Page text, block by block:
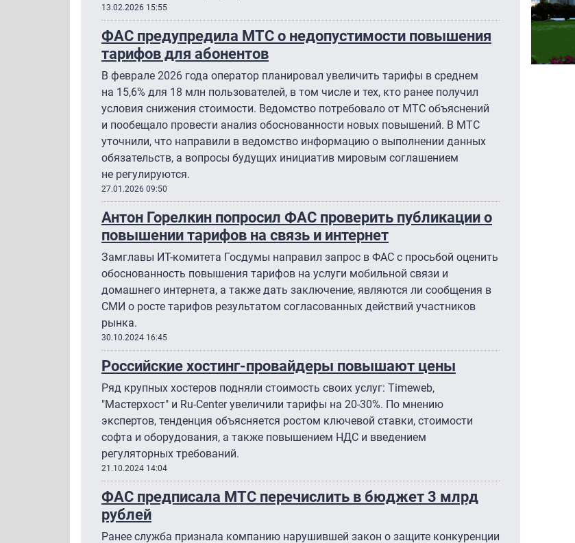
13.02.2026 15:55
ФАС предупредила МТС о недопустимости повышения
тарифов для абонентов
В феврале 2026 года оператор планировал увеличить тарифы в среднем
на 15,6% для 18 млн пользователей, в том числе и тех, кто ранее получил
условия снижения стоимости. Ведомство потребовало от МТС объяснений
и пообещало провести анализ обоснованности новых повышений. В МТС
уточнили, что направили в ведомство информацию о выполнении данных
обязательств, а вопросы будущих инициатив мировым соглашением
не регулируются.
27.01.2026 09:50
Антон Горелкин попросил ФАС проверить публикации о
повышении тарифов на связь и интернет
Замглавы ИТ-комитета Госдумы направил запрос в ФАС с просьбой оценить
обоснованность повышения тарифов на услуги мобильной связи и
домашнего интернета, а также дать заключение, являются ли сообщения в
СМИ о росте тарифов результатом согласованных действий участников
рынка.
30.10.2024 16:45
Российские хостинг-провайдеры повышают цены
Ряд крупных хостеров подняли стоимость своих услуг: Timeweb,
"Мастерхост" и Ru-Center увеличили тарифы на 20-30%. По мнению
экспертов, тенденция объясняется ростом ключевой ставки, стоимости
софта и оборудования, а также повышением НДС и введением
регуляторных требований.
21.10.2024 14:04
ФАС предписала МТС перечислить в бюджет 3 млрд
рублей
Ранее служба признала компанию нарушившей закон о защите конкуренции